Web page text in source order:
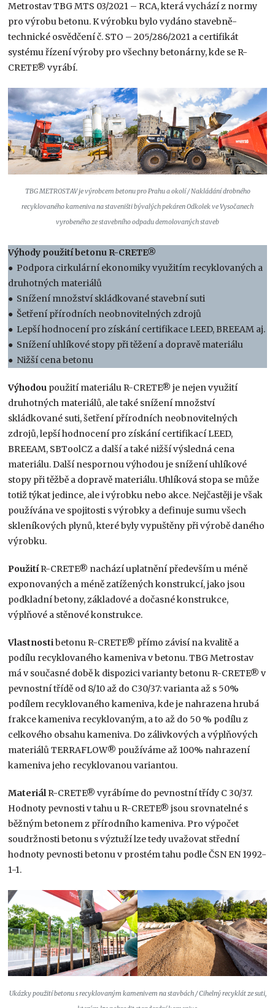
Metrostav TBG MTS 03/2021 – RCA, která vychází z normy
pro výrobu betonu. K výrobku bylo vydáno stavebně-
technické osvědčení č. STO – 205/286/2021 a certifikát
systému řízení výroby pro všechny betonárny, kde se R-
CRETE® vyrábí.
TBG METROSTAV je výrobcem betonu pro Prahu a okolí / Nakládání drobného
recyklovaného kameniva na staveništi bývalých pekáren Odkolek ve Vysočanech
vyrobeného ze stavebního odpadu demolovaných staveb
Výhody použití betonu R-CRETE®
● Podpora cirkulární ekonomiky využitím recyklovaných a
druhotných materiálů
● Snížení množství skládkované stavební suti
● Šetření přírodních neobnovitelných zdrojů
● Lepší hodnocení pro získání certifikace LEED, BREEAM aj.
● Snížení uhlíkové stopy při těžení a dopravě materiálu
● Nižší cena betonu
Výhodou použití materiálu R-CRETE® je nejen využití
druhotných materiálů, ale také snížení množství
skládkované suti, šetření přírodních neobnovitelných
zdrojů, lepší hodnocení pro získání certifikací LEED,
BREEAM, SBToolCZ a další a také nižší výsledná cena
materiálu. Další nespornou výhodou je snížení uhlíkové
stopy při těžbě a dopravě materiálu. Uhlíková stopa se může
totiž týkat jedince, ale i výrobku nebo akce. Nejčastěji je však
používána ve spojitosti s výrobky a definuje sumu všech
skleníkových plynů, které byly vypuštěny při výrobě daného
výrobku.
PoužitíR-CRETE® nachází uplatnění především u méně
exponovaných a méně zatížených konstrukcí, jako jsou
podkladní betony, základové a dočasné konstrukce,
výplňové a stěnové konstrukce.
Vlastnostibetonu R-CRETE® přímo závisí na kvalitě a
podílu recyklovaného kameniva v betonu. TBG Metrostav
má v současné době k dispozici varianty betonu R-CRETE® v
pevnostní třídě od 8/10 až do C30/37: varianta až s 50%
podílem recyklovaného kameniva, kde je nahrazena hrubá
frakce kameniva recyklovaným, a to až do 50 % podílu z
celkového obsahu kameniva. Do zálivkových a výplňových
materiálů TERRAFLOW® používáme až 100% nahrazení
kameniva jeho recyklovanou variantou.
MateriálR-CRETE® vyrábíme do pevnostní třídy C 30/37.
Hodnoty pevnosti v tahu u R-CRETE® jsou srovnatelné s
běžným betonem z přírodního kameniva. Pro výpočet
soudržnosti betonu s výztuží lze tedy uvažovat střední
hodnoty pevnosti betonu v prostém tahu podle ČSN EN 1992-
1-1.
Ukázky použití betonu s recyklovaným kamenivem na stavbách / Cihelný recyklát ze suti,